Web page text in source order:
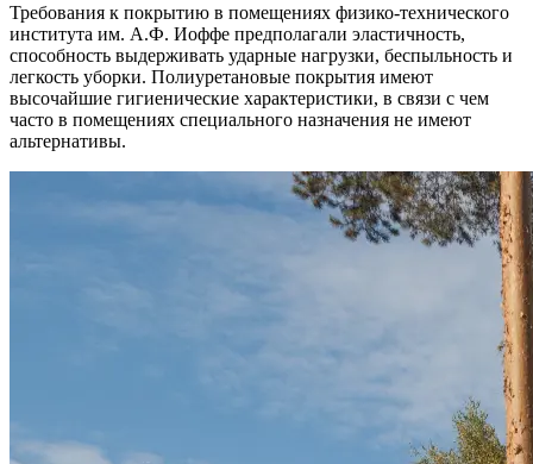
Требования к покрытию в помещениях физико-технического
института им. А.Ф. Иоффе предполагали эластичность,
способность выдерживать ударные нагрузки, беспыльность и
легкость уборки. Полиуретановые покрытия имеют
высочайшие гигиенические характеристики, в связи с чем
часто в помещениях специального назначения не имеют
альтернативы.